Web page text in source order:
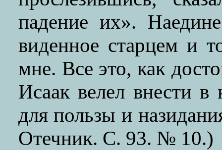
падение их».
виденное старцем и
мне. Все это, как
Исаак велел внести
для пользы и
Отечник. С. 93. № 10.)